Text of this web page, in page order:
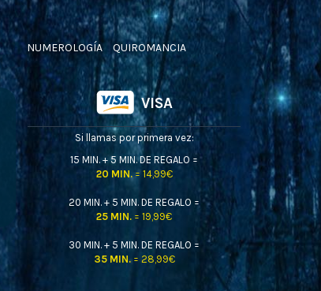
NUMEROLOGÍA QUIROMANCIA
VISA
Si llamas por primera vez:
15 MIN. + 5 MIN. DE REGALO =
20 MIN.= 14,99€
20 MIN. + 5 MIN. DE REGALO =
25 MIN. = 19,99€
30 MIN. + 5 MIN. DE REGALO =
35 MIN.= 28,99€